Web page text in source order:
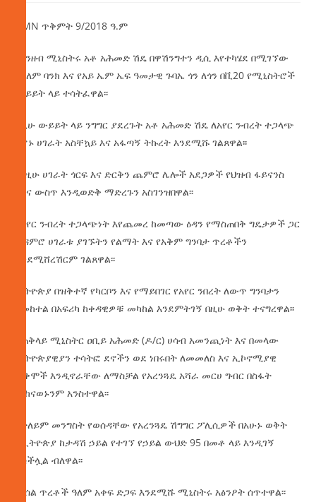
AMN ጥቅምት 9/2018 ዓ.ም
የገንዘብ ሚኒስትሩ አቶ አሕመድ ሽዴ በዋሽንግተን ዲሲ እየተካሄደ በሚገኘው
የዓለም ባንክ እና የአይ ኤም ኤፍ ዓመታዊ ጉባኤ ጎን ለጎን በቪ20 የሚኒስትሮች
ውይይት ላይ ተሳትፈዋል፡፡
በዚሁ ውይይት ላይ ንግግር ያደረጉት አቶ አሕመድ ሽዴ ለአየር ንብረት ተጋላጭ
የሆኑ ሀገራት አስቸኳይ እና አፋጣኝ ትኩረት እንደሚሹ ገልጸዋል፡፡
በነዚሁ ሀገራት ጎርፍ እና ድርቅን ጨምሮ ሌሎች አደጋዎች የህዝብ ፋይናንስ
ጫና ውስጥ እንዲወድቅ ማድረጉን አስገንዝበዋል፡፡
የአየር ንብረት ተጋላጭነት እየጨመረ ከመጣው ዕዳን የማስጠበቅ ግዴታዎች ጋር
ተዳምሮ ሀገራቱ ያገኙትን የልማት እና የአቅም ግንባታ ጥረቶችን
እንደሚሸረሽርም ገልጸዋል፡፡
ኢትዮጵያ በዝቅተኛ የካርቦን እና የማይበገር የአየር ንበረት ለውጥ ግንባታን
በመከተል በአፍሪካ ከቀዳዊዎቹ መካከል እንደምትገኝ በዚሁ ወቅት ተናግረዋል፡፡
በጠቅላይ ሚኒስትር ዐቢይ አሕመድ (ዶ/ር) ሀሳብ አመንጪነት እና በመላው
ኢትዮጵያዊያን ተሳትፎ ደኖችን ወደ ነበሩበት ለመመለስ እና ኢኮኖሚያዊ
ጥቅሞች እንዲኖራቸው ለማስቻል የአረንጓዴ አሻራ መርሀ ግብር በስፋት
መከናወኑንም አንስተዋል፡፡
በተለይም መንግስት የወሰዳቸው የአረንጓዴ ሽግግር ፖሊሲዎች በአሁኑ ወቅት
በኢትዮጵያ ከታዳሽ ኃይል የተገኘ የኃይል ውህድ 95 በመቶ ላይ እንዲገኝ
አስችሏል ብለዋል፡፡
መሰል ጥረቶች ዓለም አቀፍ ድጋፍ እንደሚሹ ሚኒስትሩ አፅንዖት ሰጥተዋል፡፡